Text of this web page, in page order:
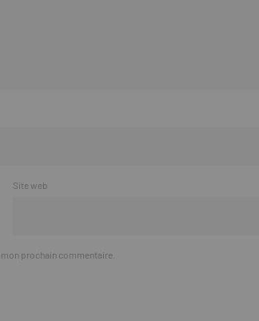
Site web
prochain commentaire.